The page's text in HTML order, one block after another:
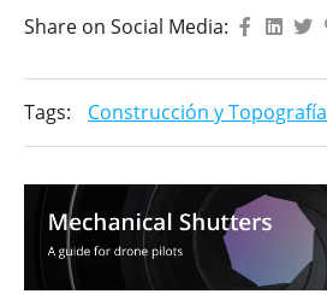
Share on Social Media:
Tags: Construcción y Topografía